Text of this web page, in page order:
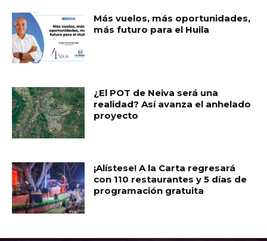
Más vuelos, más oportunidades,
más futuro para el Huila
¿El POT de Neiva será una
realidad? Así avanza el anhelado
proyecto
¡Alístese! A la Carta regresará
con 110 restaurantes y 5 días de
programación gratuita